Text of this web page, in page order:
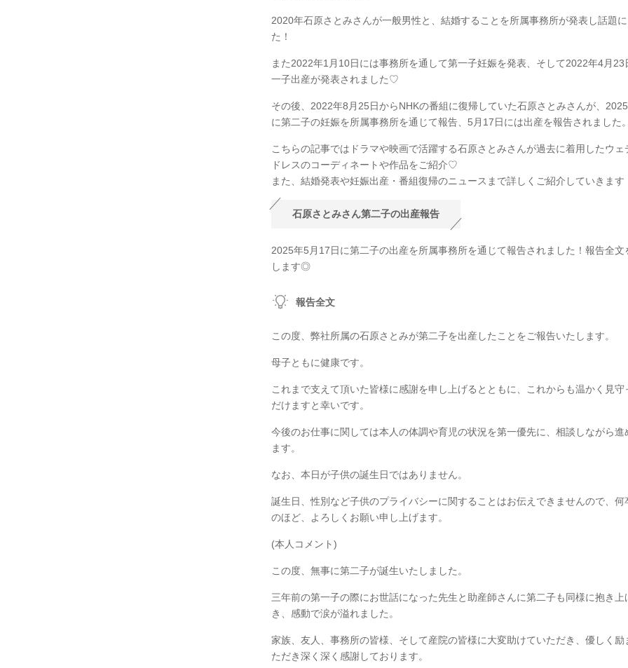
2020年石原さとみさんが一般男性と、結婚することを所属事務所が発表し話題
た！
また2022年1月10日には事務所を通して第一子妊娠を発表、そして2022年4月23
一子出産が発表されました♡
その後、2022年8月25日からNHKの番組に復帰していた石原さとみさんが、
に第二子の妊娠を所属事務所を通じて報告、5月17日には出産を報告されました
こちらの記事ではドラマや映画で活躍する石原さとみさんが過去に着用したウェ
ドレスのコーディネートや作品をご紹介♡
また、結婚発表や妊娠出産・番組復帰のニュースまで詳しくご紹介していきます
石原さとみさん第二子の出産報告
2025年5月17日に第二子の出産を所属事務所を通じて報告されました！報告全文
します◎
報告全文
この度、弊社所属の石原さとみが第二子を出産したことをご報告いたします。
母子ともに健康です。
これまで支えて頂いた皆様に感謝を申し上げるとともに、これからも温かく見守
だけますと幸いです。
今後のお仕事に関しては本人の体調や育児の状況を第一優先に、相談しながら進
ます。
なお、本日が子供の誕生日ではありません。
誕生日、性別など子供のプライバシーに関することはお伝えできませんので、何
のほど、よろしくお願い申し上げます。
(本人コメント)
この度、無事に第二子が誕生いたしました。
三年前の第一子の際にお世話になった先生と助産師さんに第二子も同様に抱き上
き、感動で涙が溢れました。
家族、友人、事務所の皆様、そして産院の皆様に大変助けていただき、優しく励
ただき深く深く感謝しております。